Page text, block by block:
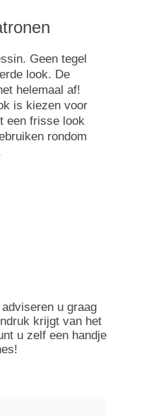
Geen tegel
look. De
helemaal af!
is kiezen voor
een frisse look
rondom
u graag
krijgt van het
u zelf een handje